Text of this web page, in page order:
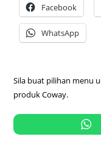
Facebook
WhatsApp
Sila buat pilihan menu
produk Coway.